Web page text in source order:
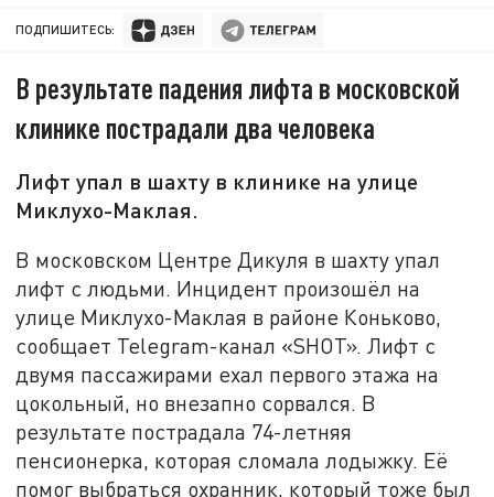
ПОДПИШИТЕСЬ:
В результате падения лифта в московской
клинике пострадали два человека
Лифт упал в шахту в клинике на улице
Миклухо-Маклая.
В московском Центре Дикуля в шахту упал
лифт с людьми. Инцидент произошёл на
улице Миклухо-Маклая в районе Коньково,
сообщает Telegram-канал «SHOT». Лифт с
двумя пассажирами ехал первого этажа на
цокольный, но внезапно сорвался. В
результате пострадала 74-летняя
пенсионерка, которая сломала лодыжку. Её
помог выбраться охранник, который тоже был